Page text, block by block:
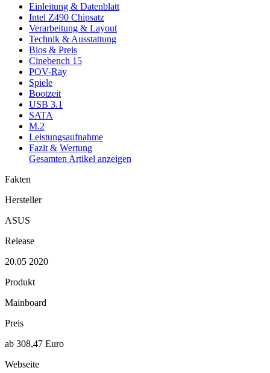
Einleitung & Datenblatt
Intel Z490 Chipsatz
Verarbeitung & Layout
Technik & Ausstattung
Bios & Preis
Cinebench 15
POV-Ray
Spiele
Bootzeit
USB 3.1
SATA
M.2
Leistungsaufnahme
Fazit & Wertung
Gesamten Artikel anzeigen
Fakten
Hersteller
ASUS
Release
20.05 2020
Produkt
Mainboard
Preis
ab 308,47 Euro
Webseite